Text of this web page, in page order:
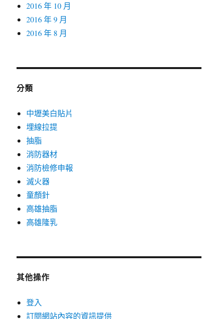
2016 年 10 月
2016 年 9 月
2016 年 8 月
分類
中壢美白貼片
埋線拉提
抽脂
消防器材
消防檢修申報
滅火器
童顏針
高雄抽脂
高雄隆乳
其他操作
登入
訂閱網站內容的資訊提供